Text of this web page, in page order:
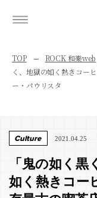
TOP ROCK 和樂web
く、地獄の如く熱きコー
ー・パウリスタ
Culture 2021.04.25
「鬼の如く
如く熱きコー